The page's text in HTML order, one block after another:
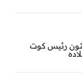
رئيس كوت